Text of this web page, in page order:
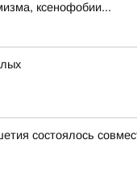
ксенофобии...
состоялось